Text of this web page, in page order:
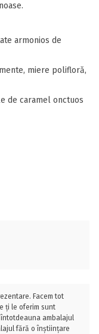
armonios de
miere polifloră,
de caramel onctuos
Facem tot
ți le oferim sunt
ambalajul
fără o înștiințare